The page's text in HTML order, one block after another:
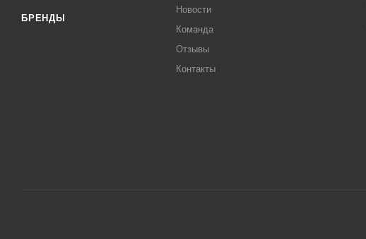
БРЕНДЫ
Новости
Команда
Отзывы
Контакты